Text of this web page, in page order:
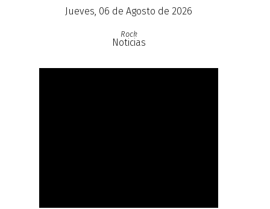
Jueves, 06 de Agosto de 2026
Rock
Noticias